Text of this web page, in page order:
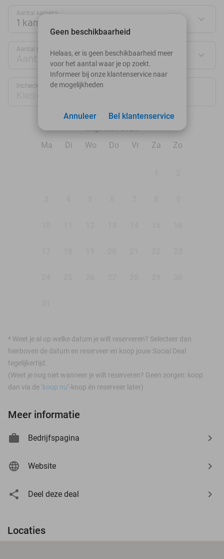
Aantal kamers:
1 kamer
Aantal personen:
Aantal personen
Inchecken
Ma
Di Wo Do Vr Za Zo
* Weet je al op welke datum je wilt reserveren? Selecteer dan
hierboven de datum en reserveer en koop jouw Social Deal
tegelijkertijd.
(Weet je nog niet wanneer je wilt reserveren? Geen zorgen: koop
dan via de ‘koop nu’-knop én reserveer later)
Geen beschikbaarheid
Helaas, er is geen beschikbaarheid meer
voor het aantal waar je op zoekt.
Informeer bij onze klantenservice naar
de mogelijkheden
Bel klantenservice
Annuleer
Meer informatie
Bedrijfspagina
Website
Deel deze deal
Locaties